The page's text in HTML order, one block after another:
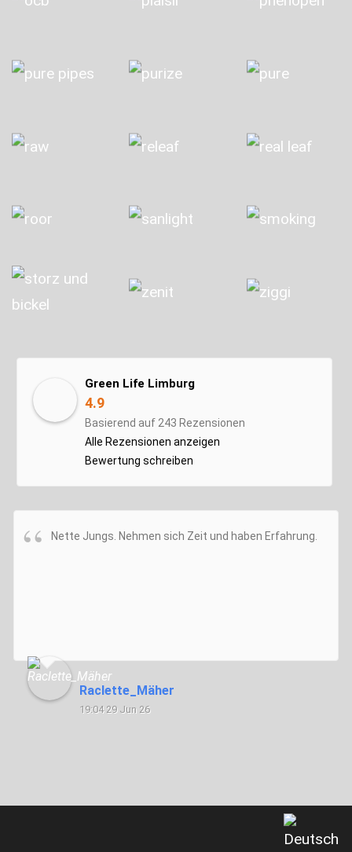
Green Life Limburg
4.9
Basierend auf 243 Rezensionen
Alle Rezensionen anzeigen
Bewertung schreiben
Nette Jungs. Nehmen sich Zeit und haben Erfahrung.
Raclette_Mäher
19:04 29 Jun 26